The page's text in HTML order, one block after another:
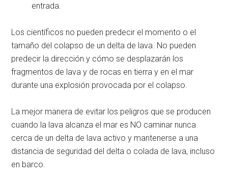
entrada.
Los científicos no pueden predecir el momento o el
tamaño del colapso de un delta de lava. No pueden
predecir la dirección y cómo se desplazarán los
fragmentos de lava y de rocas en tierra y en el mar
durante una explosión provocada por el colapso.
La mejor manera de evitar los peligros que se producen
cuando la lava alcanza el mar es NO caminar nunca
cerca de un delta de lava activo y mantenerse a una
distancia de seguridad del delta o colada de lava, incluso
en barco.